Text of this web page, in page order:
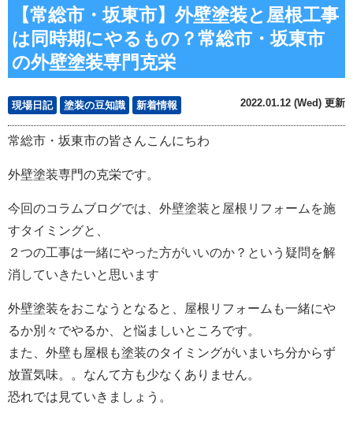
【常総市・坂東市】外壁塗装と屋根工事
は同時期にやるもの？常総市・坂東市
の外壁塗装専門克栄
現場日記 塗装の豆知識 新着情報 2022.01.12 (Wed) 更新
常総市・坂東市の皆さんこんにちわ
外壁塗装専門の克栄です。
今回のコラムブログでは、外壁塗装と屋根リフォームを施
すタイミングと、
２つの工事は一緒にやった方がいいのか？という疑問を解
消していきたいと思います
外壁塗装をおこなうとなると、屋根リフォームも一緒にや
るか別々でやるか、と悩ましいところです。
また、外壁も屋根も塗装のタイミングがいまいち分からず
放置気味。。なんて方も少なくありません。
恐れでは見ていきましょう。